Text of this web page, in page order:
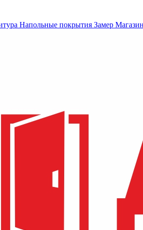
Напольные покрытия Замер